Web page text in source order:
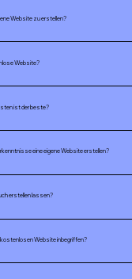
Website zu erstellen?
Website?
ist der beste?
eine eigene Website erstellen?
erstellen lassen?
kostenlosen Website inbegriffen?